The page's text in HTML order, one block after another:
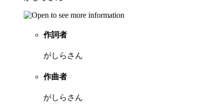
作詞者
がしらさん
作曲者
がしらさん